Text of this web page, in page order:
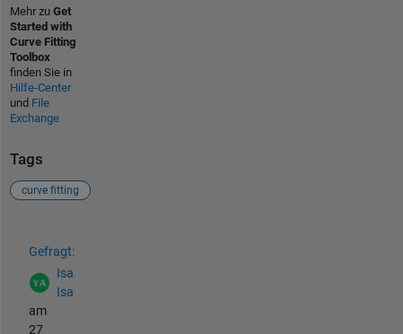
Mehr zu Get
Started with
Curve Fitting
Toolbox
finden Sie in
Hilfe-Center
und File
Exchange
Tags
curve fitting
Gefragt:
Isa
Isa
am
27